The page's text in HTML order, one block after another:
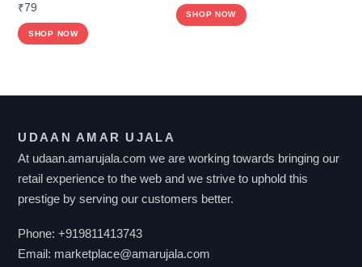
₹79
SHOP NOW
SHOP NOW
UDAAN AMAR UJALA
At udaan.amarujala.com we are working towards bringing our
retail experience to the web and we strive to uphold this
prestige by serving our customers better.
Phone:+919811413743
Email: marketplace@amarujala.com